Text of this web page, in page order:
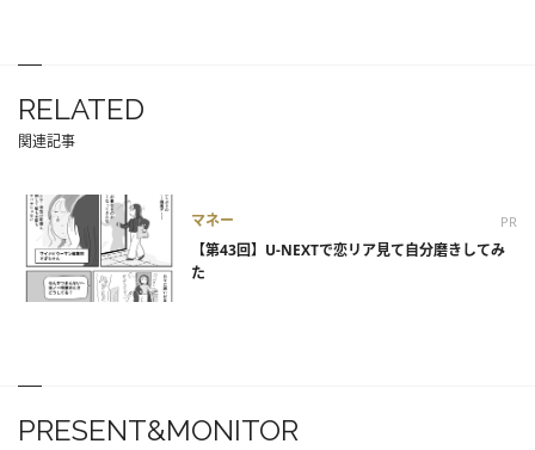
RELATED
関連記事
マネー PR
【第43回】U-NEXTで恋リア見て自分磨きしてみ
た
PRESENT&MONITOR